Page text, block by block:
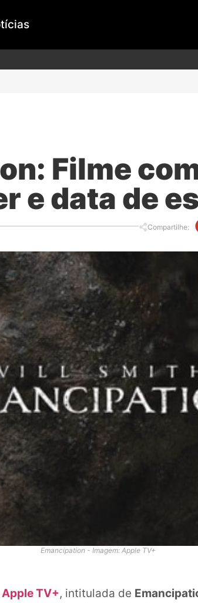
Filme
e data de
Compartilhe:
Emancipation - Imagem: Apple TV+
Apple TV+, intitulada de